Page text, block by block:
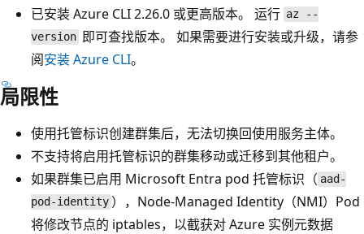
已安装 Azure CLI 2.26.0 或更高版本。 运行 az --
version 即可查找版本。 如果需要进行安装或升级，请参
阅安装 Azure CLI。
局限性
使用托管标识创建群集后，无法切换回使用服务主体。
不支持将启用托管标识的群集移动或迁移到其他租户。
如果群集已启用 Microsoft Entra pod 托管标识（ aad-
pod-identity ），Node-Managed Identity（NMI）Pod
将修改节点的 iptables，以截获对 Azure 实例元数据